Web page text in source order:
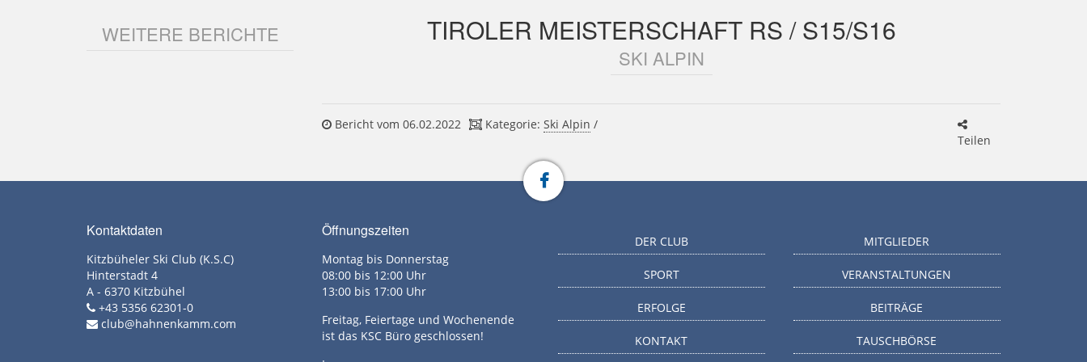
TIROLER MEISTERSCHAFT RS / S15/S16
SKI ALPIN
Bericht vom 06.02.2022 Kategorie:Ski Alpin /
Teilen
WEITERE BERICHTE
Kontaktdaten
Kitzbüheler Ski Club (K.S.C)
Hinterstadt 4
A - 6370 Kitzbühel
+43 5356 62301-0
club@hahnenkamm.com
Öffnungszeiten
Montag bis Donnerstag
08:00 bis 12:00 Uhr
13:00 bis 17:00 Uhr
Freitag, Feiertage und Wochenende
ist das KSC Büro geschlossen!
DER CLUB
SPORT
ERFOLGE
KONTAKT
MITGLIEDER
VERANSTALTUNGEN
BEITRÄGE
TAUSCHBÖRSE